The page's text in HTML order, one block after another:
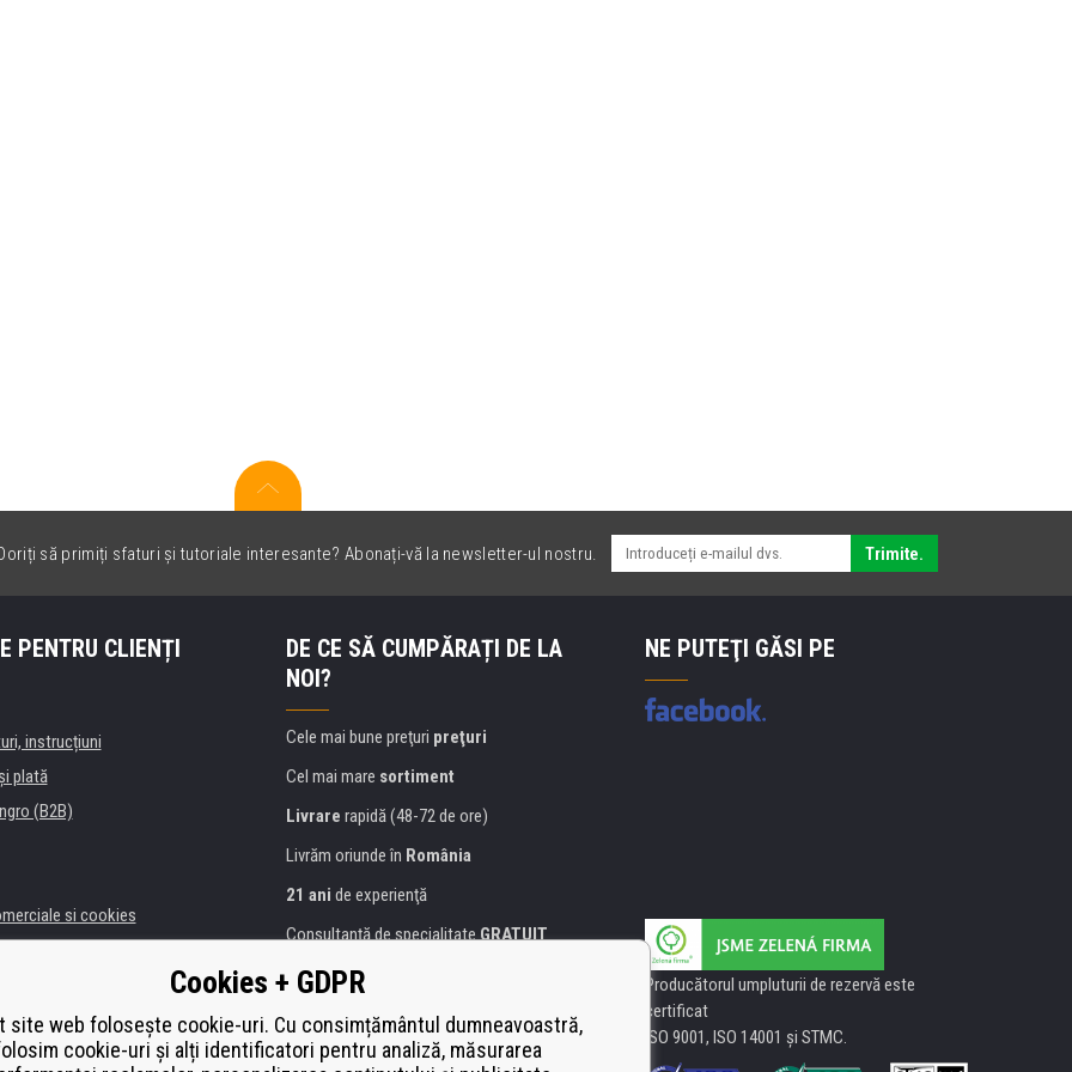
să primiți sfaturi și tutoriale interesante? Abonați-vă la newsletter-ul nostru. Trimite.
PENTRU CLIENȚI
instrucțiuni
plată
(B2B)
si cookies
imprimante
de înlocuire
DE CE SĂ CUMPĂRAȚI DE LA
NOI?
Cele mai bune preţuri preţuri
Cel mai mare sortiment
Livrare rapidă (48-72 de ore)
Livrăm oriunde în România
21 ani de experienţă
Consultanţă de specialitateGRATUIT
Abordarea amabilă
certificat
Heureka
Platăsecurizată on-line
NE PUTEŢI GĂSI PE
Producătorul umpluturii de rezervă este
certificat
ISO 9001, ISO 14001 şi STMC.
Cookies + GDPR
site web folosește cookie-uri. Cu consimțământul dumneavoastră,
cookie-uri și alți identificatori pentru analiză, măsurarea